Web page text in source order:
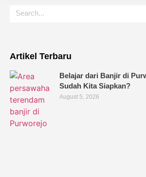
Artikel Terbaru
Belajar dari Banjir di
Sudah Kita Siapkan?
August 5, 2026